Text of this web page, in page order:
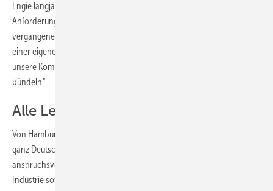
Engie langjährige Erfahrung im Entwickeln von Lösungen für solche
Anforderungen und haben uns in diesem speziellen Bereich in den
vergangenen Monaten personell deutlich verstärkt. Mit der Gründung
einer eigenen Niederlassung für ‚Secure Power Systems‘ wollen wir
unsere Kompetenz und unsere Kundenbetreuung noch besser
bündeln.“
Alle Leistungen aus einer Hand
Von Hamburg aus betreuen die Engie-Experten ab sofort Kunden in
ganz Deutschland. Der Schwerpunkt liegt auf technisch
anspruchsvollen und komplexen Gesamtlösungen für Kunden aus der
Industrie sowie dem öffentlichen und gewerblichen Bereich.